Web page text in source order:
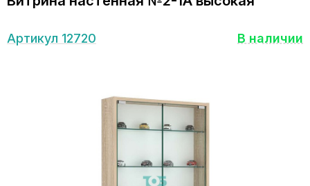
Артикул 12720 В наличии